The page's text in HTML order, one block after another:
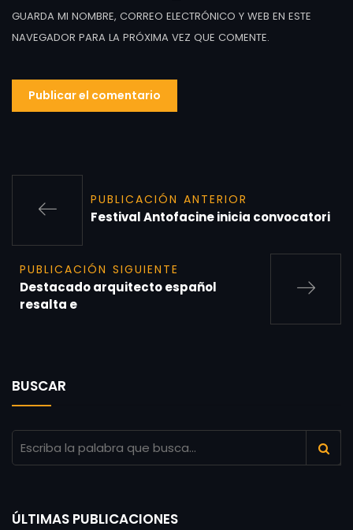
GUARDA MI NOMBRE, CORREO ELECTRÓNICO Y WEB EN ESTE
NAVEGADOR PARA LA PRÓXIMA VEZ QUE COMENTE.
PUBLICACIÓN ANTERIOR
Festival Antofacine inicia convocatori
PUBLICACIÓN SIGUIENTE
Destacado arquitecto español
resalta e
BUSCAR
ÚLTIMAS PUBLICACIONES